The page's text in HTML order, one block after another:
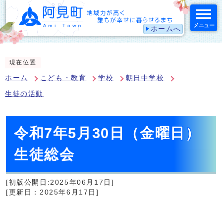
ホームへ メニュー
現在位置
ホーム こども・教育 学校 朝日中学校
生徒の活動
令和7年5月30日（金曜日）
生徒総会
[初版公開日:2025年06月17日]
[更新日：2025年6月17日]